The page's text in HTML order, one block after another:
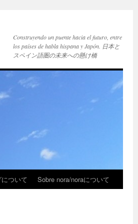
Construyendo un puente hacia el futuro, entre
los países de habla hispana y Japón. 日本と
スペイン語圏の未来への懸け橋
ついて Sobre nora/noraについて